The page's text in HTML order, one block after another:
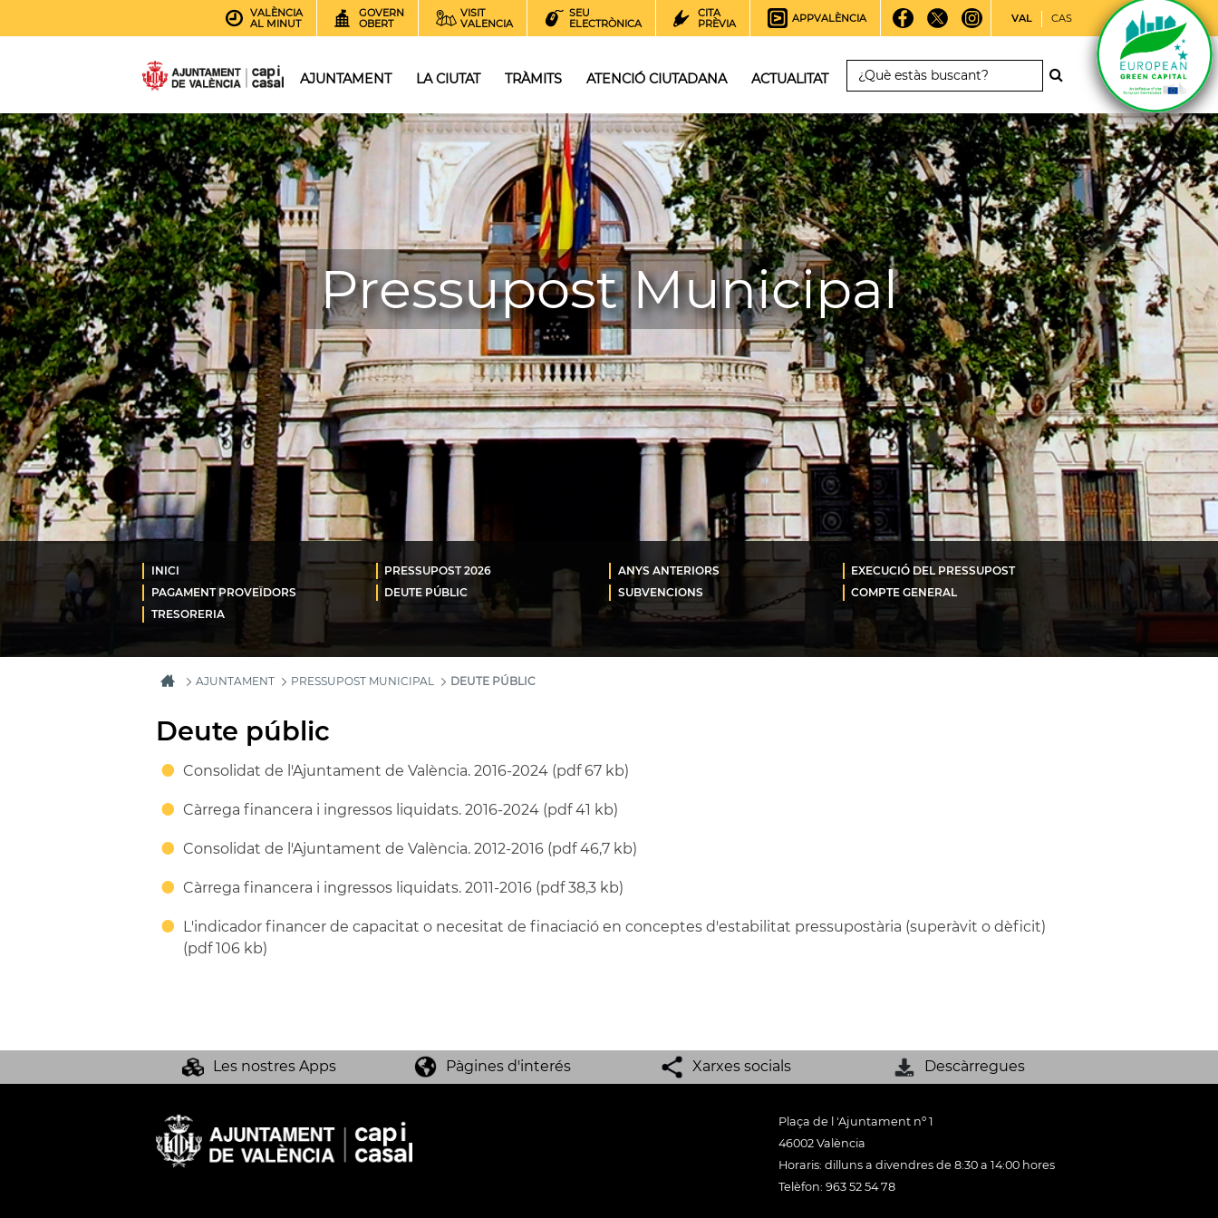
VALÈNCIA
AL MINUT
GOVERN
OBERT
VISIT
VALENCIA
SEU
ELECTRÒNICA
CITA
PRÈVIA
APPVALÈNCIA VAL CAS
AJUNTAMENT LA CIUTAT TRÀMITS ATENCIÓ CIUTADANA ACTUALITAT
Pressupost Municipal
INICI PRESSUPOST 2026 ANYS ANTERIORS
EXECUCIÓ DEL PRESSUPOST
PAGAMENT PROVEÏDORS
DEUTE PÚBLIC SUBVENCIONS
COMPTE GENERAL
TRESORERIA
AJUNTAMENT PRESSUPOST MUNICIPAL DEUTE PÚBLIC
Deute públic
Consolidat de l'Ajuntament de València. 2016-2024 (pdf 67 kb)
Càrrega financera i ingressos liquidats. 2016-2024 (pdf 41 kb)
Consolidat de l'Ajuntament de València. 2012-2016 (pdf 46,7 kb)
Càrrega financera i ingressos liquidats. 2011-2016 (pdf 38,3 kb)
L'indicador financer de capacitat o necesitat de finaciació en conceptes d'estabilitat pressupostària (superàvit o dèficit)
(pdf 106 kb)
Les nostres Apps Pàgines d'interés Xarxes socials Descàrregues
Plaça de l 'Ajuntament nº 1
46002 València
Horaris: dilluns a divendres de 8:30 a 14:00 hores
Telèfon: 963 52 54 78